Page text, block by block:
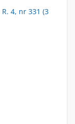
4, nr 331 (3